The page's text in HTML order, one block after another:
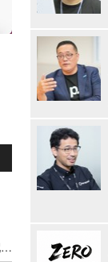
佐川急便「スマートクラブ」でシステム不具合、配達予定通知メールの一部で本来と異なる顧客情報を表示